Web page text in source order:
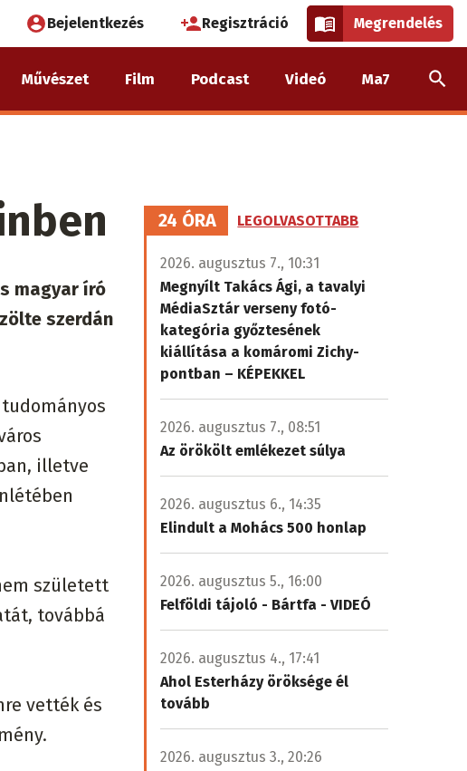
Felhasználói
fiók
menüje
Bejelentkezés Regisztráció Megrendelés
Művészet Film Podcast Videó Ma7
magyar író
szerdán
illetve
született
továbbá
vették és
24 ÓRA LEGOLVASOTTABB
2026. augusztus 7., 10:31
Megnyílt Takács Ági, a tavalyi
MédiaSztár verseny fotó-
kategória győztesének
kiállítása a komáromi Zichy-
pontban – KÉPEKKEL
2026. augusztus 7., 08:51
Az örökölt emlékezet súlya
2026. augusztus 6., 14:35
Elindult a Mohács 500 honlap
2026. augusztus 5., 16:00
Felföldi tájoló - Bártfa - VIDEÓ
2026. augusztus 4., 17:41
Ahol Esterházy öröksége él
tovább
2026. augusztus 3., 20:26